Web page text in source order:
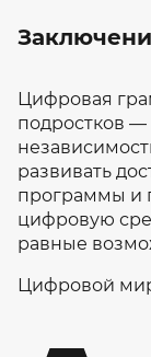
Цифровая
подростков —
развивать
программы и
цифровую
равные
Цифровой